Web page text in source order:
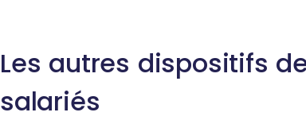
Les autres dispositifs
salariés